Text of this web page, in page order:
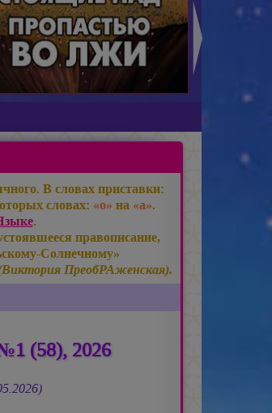
В словах приставки:
словах: «о» на «а».
.
правописание,
Солнечному»
ПреобРАженская).
(58), 2026